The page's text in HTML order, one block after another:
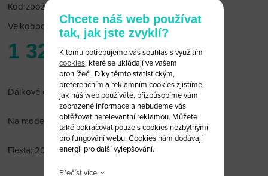
Kód zboží: Ford D/63
Velkoobchodní cena:po přihlášení
1 320 Kč
Dálkové ovládání Ford s čipem immobiliseru (4D 63)
Na modely:
Fiesta: 2003 - 2012
Chcete náš web používat
tak, jak jste zvyklí?
K tomu potřebujeme váš souhlas s využitím
cookies, které se ukládají ve vašem
prohlížeči. Díky těmto statistickým,
preferenčním a reklamním cookies zjistíme,
jak náš web používáte, přizpůsobíme vám
zobrazené informace a nebudeme vás
obtěžovat nerelevantní reklamou. Můžete
také pokračovat pouze s cookies nezbytnými
pro fungování webu. Cookies nám dodávají
energii pro další vylepšování.
Přečíst více